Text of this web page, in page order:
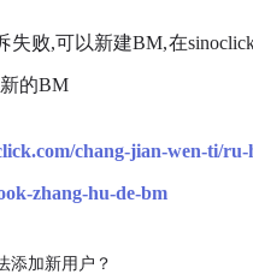
失败,可以新建BM,在
的BM
chang-jian-wen-ti/ru-
zhang-hu-de-bm
添加新用户？